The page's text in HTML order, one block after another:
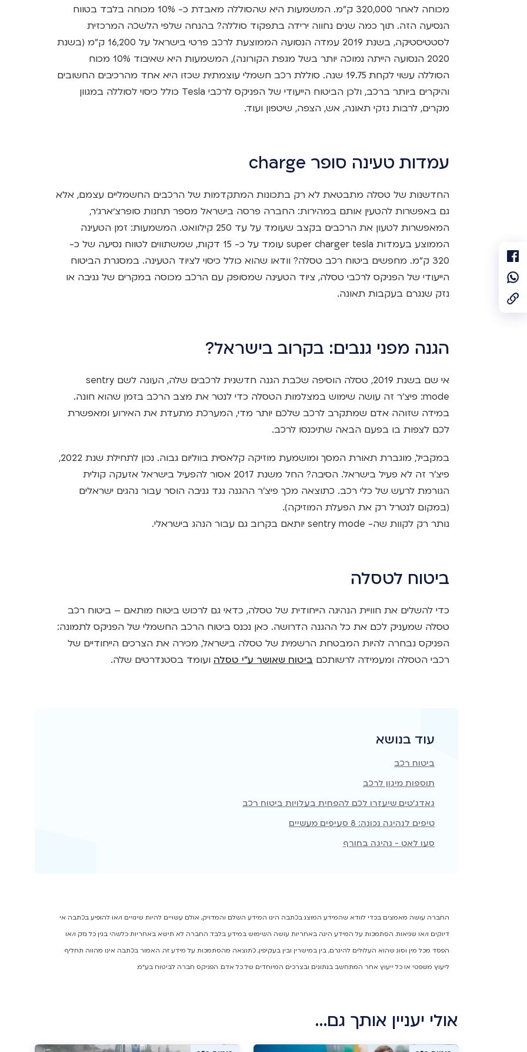
מכוחה לאחר 320,000 ק"מ. המשמעות היא שהסוללה מאבדת כ- 10% מכוחה בלבד בטווח
הנסיעה הזה. תוך כמה שנים נחווה ירידה בתפקוד סוללה? בהנחה שלפי הלשכה המרכזית
לסטטיסטיקה, בשנת 2019 עמדה הנסועה הממוצעת לרכב פרטי בישראל על 16,200 ק"מ (בשנת
2020 הנסועה הייתה נמוכה יותר בשל מגפת הקורונה), המשמעות היא שאיבוד 10% מכוח
הסוללה עשוי לקחת 19.75 שנה. סוללת רכב חשמלי עוצמתית שכזו היא אחד מהרכיבים החשובים
והיקרים ביותר ברכב, ולכן הביטוח הייעודי של הפניקס לרכבי Tesla כולל כיסוי לסוללה במגוון
מקרים, לרבות נזקי תאונה, אש, הצפה, שיטפון ועוד.
עמדות טעינה סופר charge
החדשנות של טסלה מתבטאת לא רק בתכונות המתקדמות של הרכבים החשמליים עצמם, אלא
גם באפשרות להטעין אותם במהירות: החברה פרסה בישראל מספר תחנות סופרצ׳ארג׳ר,
המאפשרות לטעון את הרכבים בקצב שעומד על עד 250 קילוואט. המשמעות: זמן הטעינה
הממוצע בעמדות super charger tesla עומד על כ- 15 דקות, שמשתווים לטווח נסיעה של כ-
320 ק"מ. מחפשים ביטוח רכב טסלה? וודאו שהוא כולל כיסוי לציוד הטעינה. במסגרת הביטוח
הייעודי של הפניקס לרכבי טסלה, ציוד הטעינה שמסופק עם הרכב מכוסה במקרים של גניבה או
נזק שנגרם בעקבות תאונה.
הגנה מפני גנבים: בקרוב בישראל?
אי שם בשנת 2019, טסלה הוסיפה שכבת הגנה חדשנית לרכבים שלה, העונה לשם sentry
mode: פיצ'ר זה עושה שימוש במצלמות הטסלה כדי לנטר את מצב הרכב בזמן שהוא חונה.
במידה שזוהה אדם שמתקרב לרכב שלכם יותר מדי, המערכת מתעדת את האירוע ומאפשרת
לכם לצפות בו בפעם הבאה שתיכנסו לרכב.
במקביל, מוגברת תאורת המסך ומושמעת מוזיקה קלאסית בווליום גבוה. נכון לתחילת שנת 2022,
פיצ'ר זה לא פעיל בישראל. הסיבה? החל משנת 2017 אסור להפעיל בישראל אזעקה קולית
הגורמת לרעש של כלי רכב. כתוצאה מכך פיצ'ר ההגנה נגד גניבה הוסר עבור נהגים ישראלים
(במקום לנטרל רק את הפעלת המוזיקה).
נותר רק לקוות שה- sentry mode יותאם בקרוב גם עבור הנהג בישראלי.
ביטוח לטסלה
כדי להשלים את חוויית הנהיגה הייחודית של טסלה, כדאי גם לרכוש ביטוח מותאם – ביטוח רכב
טסלה שמעניק לכם את כל ההגנה הדרושה. כאן נכנס ביטוח הרכב החשמלי של הפניקס לתמונה:
הפניקס נבחרה להיות המבטחת הרשמית של טסלה בישראל, מכירה את הצרכים הייחודיים של
רכבי הטסלה ומעמידה לרשותכם ביטוח שאושר ע"י טסלה ועומד בסטנדרטים שלה.
עוד בנושא
ביטוח רכב​
תוספות מיגון לרכב
גאדג'טים שיעזרו לכם להפחית בעלויות ביטוח רכב
טיפים לנהיגה נכונה: 8 סעיפים מעשיים
סעו לאט - נהיגה בחורף
החברה עושה מאמצים בכדי לוודא שהמידע המוצג בכתבה הינו המידע השלם והמדויק, אולם עשויים להיות שינויים ו/או להופיע בכתבה אי
דיוקים ו/או שגיאות. הסתמכות על המידע הינה באחריות עושה השימוש במידע בלבד. החברה לא תישא באחריות כלשהי בגין כל נזק ו/או
הפסד מכל מין וסוג שהוא העלולים להיגרם, בין במישרין ובין בעקיפין, כתוצאה מהסתמכות על מידע זה. האמור בכתבה אינו מהווה תחליף
ליעוץ משפטי או כל ייעוץ אחר המתחשב בנתונים ובצרכים המיוחדים של כל אדם. הפניקס חברה לביטוח בע"מ.
אולי יעניין אותך גם…